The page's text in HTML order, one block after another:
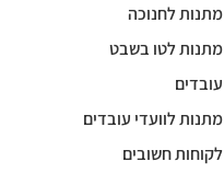
מתנות לחנוכה
מתנות לטו בשבט
עובדים
מתנות לוועדי עובדים
לקוחות חשובים